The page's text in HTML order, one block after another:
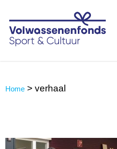
Home >verhaal